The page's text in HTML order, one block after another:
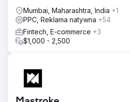
Mumbai, Maharashtra, India +1
PPC, Reklama natywna +54
Fintech, E-commerce +3
$1,000 - 2,500